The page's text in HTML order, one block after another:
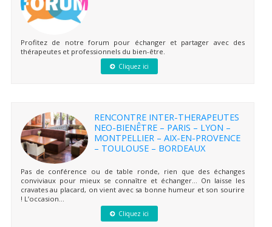
Profitez de notre forum pour échanger et partager avec des
thérapeutes et professionnels du bien-être.
Cliquez ici
RENCONTRE INTER-THERAPEUTES
NEO-BIENÊTRE – PARIS – LYON –
MONTPELLIER – AIX-EN-PROVENCE
– TOULOUSE – BORDEAUX
Pas de conférence ou de table ronde, rien que des échanges
conviviaux pour mieux se connaître et échanger… On laisse les
cravates au placard, on vient avec sa bonne humeur et son sourire
! L’occasion...
Cliquez ici